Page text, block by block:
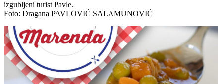
izgubljeni turist Pavle.
Foto: Dragana PAVLOVIĆ SALAMUNOVIĆ